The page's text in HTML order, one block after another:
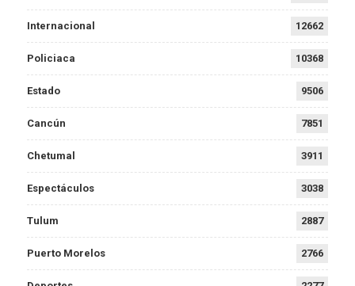
Internacional 12662
Policiaca 10368
Estado 9506
Cancún 7851
Chetumal 3911
Espectáculos 3038
Tulum 2887
Puerto Morelos 2766